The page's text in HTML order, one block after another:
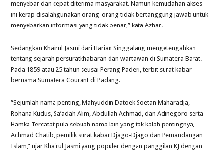
menyebar dan cepat diterima masyarakat. Namun kemudahan akses
ini kerap disalahgunakan orang-orang tidak bertanggung jawab untuk
menyebarkan informasi yang tidak benar,” kata Azhar.
Sedangkan Khairul Jasmi dari Harian Singgalang mengetengahkan
tentang sejarah persuratkhabaran dan wartawan di Sumatera Barat.
Pada 1859 atau 25 tahun seusai Perang Paderi, terbit surat kabar
bernama Sumatera Courant di Padang.
“Sejumlah nama penting, Mahyuddin Datoek Soetan Maharadja,
Rohana Kudus, Sa’adah Alim, Abdullah Achmad, dan Adinegoro serta
Hamka Tercatat pula sebuah nama lain yang tak kalah pentingnya,
Achmad Chatib, pemilik surat kabar Djago-Djago dan Pemandangan
Islam,” ujar Khairul Jasmi yang populer dengan panggilan KJ dengan